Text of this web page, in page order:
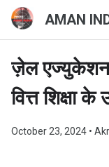
AMAN
ज़ेल एज्‍युकेशन
वित्त शिक्षा
October 23, 2024 •